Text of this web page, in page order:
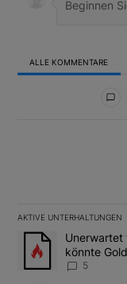
ALLE KOMMENTARE
AKTIVE UNTERHALTUNGEN
Das Folgende ist
Ein Trendartikel
könnte
5